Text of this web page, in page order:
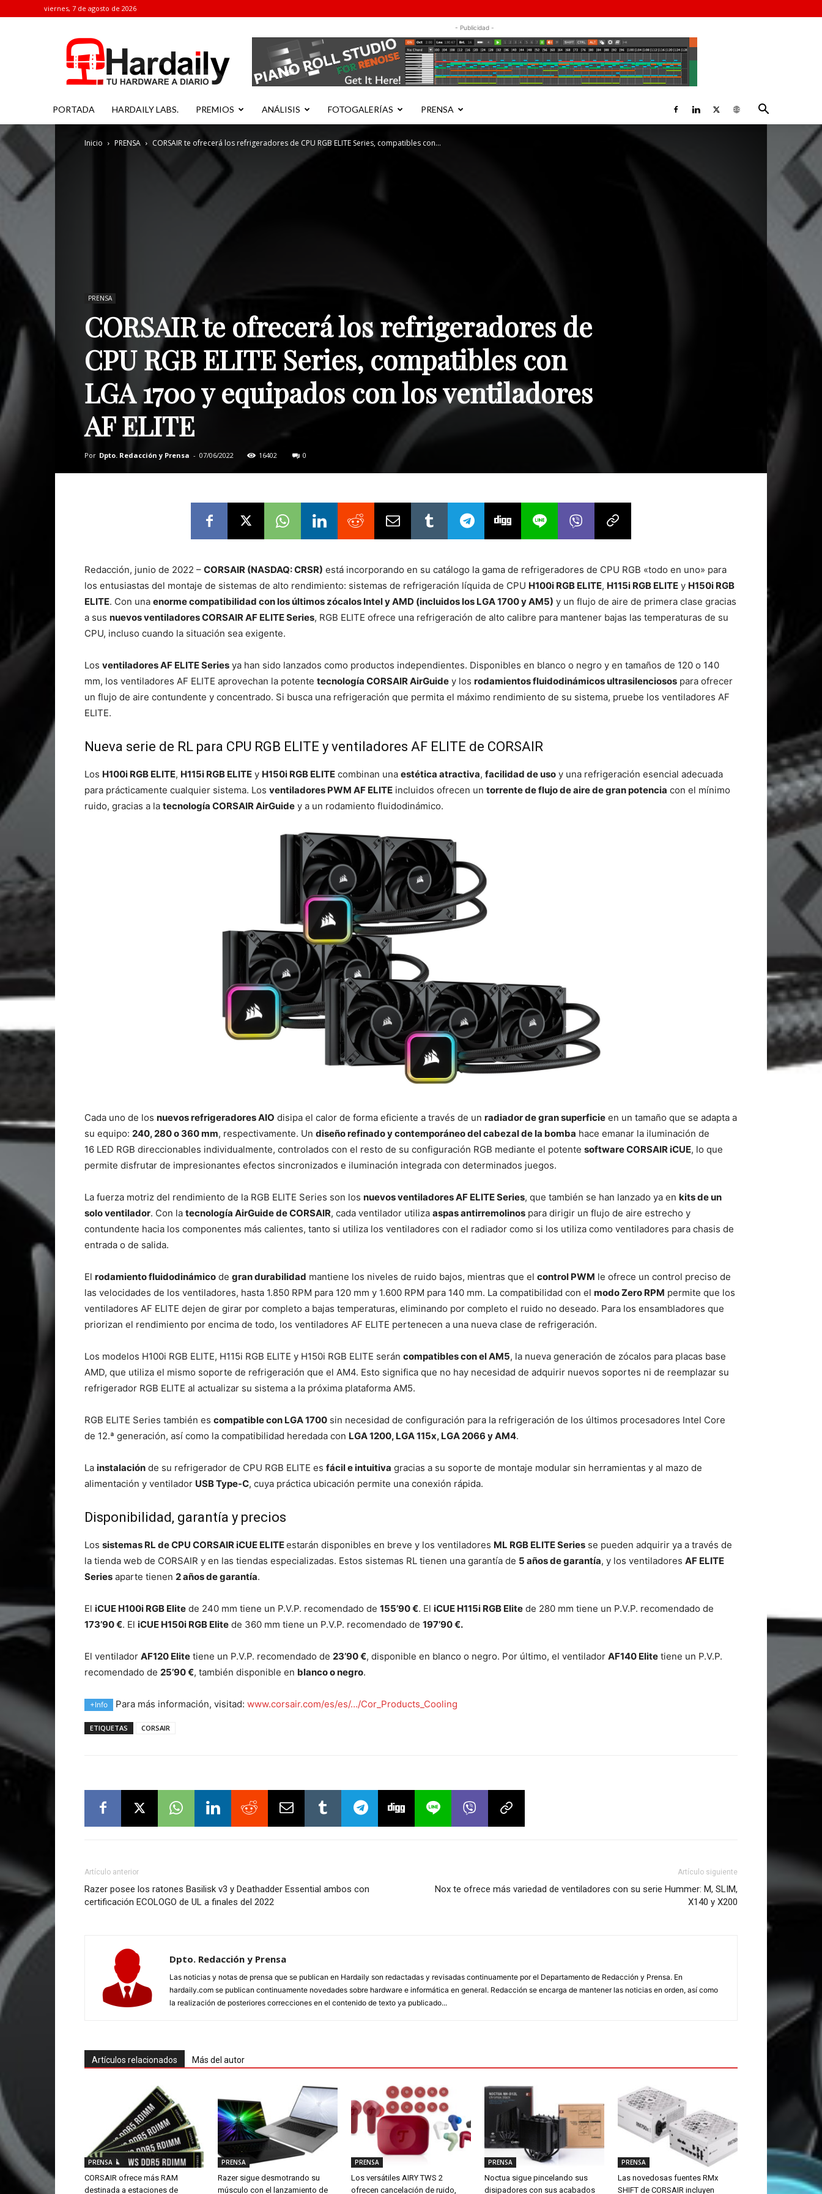
viernes, 7 de agosto de 2026
- Publicidad -
PORTADA HARDAILY LABS. PREMIOS ANÁLISIS FOTOGALERÍAS PRENSA
Inicio PRENSA CORSAIR te ofrecerá los refrigeradores de CPU RGB ELITE Series, compatibles con...
PRENSA
CORSAIR te ofrecerá los refrigeradores de
CPU RGB ELITE Series, compatibles con
LGA 1700 y equipados con los ventiladores
AF ELITE
Por Dpto. Redacción y Prensa - 07/06/2022 16402 0
Redacción, junio de 2022 – CORSAIR (NASDAQ: CRSR) está incorporando en su catálogo la gama de refrigeradores de CPU RGB «todo en uno» para
los entusiastas del montaje de sistemas de alto rendimiento: sistemas de refrigeración líquida de CPU H100i RGB ELITE, H115i RGB ELITE y H150i RGB
ELITE. Con una enorme compatibilidad con los últimos zócalos Intel y AMD (incluidos los LGA 1700 y AM5) y un flujo de aire de primera clase gracias
a sus nuevos ventiladores CORSAIR AF ELITE Series, RGB ELITE ofrece una refrigeración de alto calibre para mantener bajas las temperaturas de su
CPU, incluso cuando la situación sea exigente.
Los ventiladores AF ELITE Series ya han sido lanzados como productos independientes. Disponibles en blanco o negro y en tamaños de 120 o 140
mm, los ventiladores AF ELITE aprovechan la potente tecnología CORSAIR AirGuide y los rodamientos fluidodinámicos ultrasilenciosos para ofrecer
un flujo de aire contundente y concentrado. Si busca una refrigeración que permita el máximo rendimiento de su sistema, pruebe los ventiladores AF
ELITE.
Nueva serie de RL para CPU RGB ELITE y ventiladores AF ELITE de CORSAIR
Los H100i RGB ELITE, H115i RGB ELITE y H150i RGB ELITE combinan una estética atractiva, facilidad de uso y una refrigeración esencial adecuada
para prácticamente cualquier sistema. Los ventiladores PWM AF ELITE incluidos ofrecen un torrente de flujo de aire de gran potencia con el mínimo
ruido, gracias a la tecnología CORSAIR AirGuide y a un rodamiento fluidodinámico.
Cada uno de los nuevos refrigeradores AIO disipa el calor de forma eficiente a través de un radiador de gran superficie en un tamaño que se adapta a
su equipo: 240, 280 o 360 mm, respectivamente. Un diseño refinado y contemporáneo del cabezal de la bomba hace emanar la iluminación de
16 LED RGB direccionables individualmente, controlados con el resto de su configuración RGB mediante el potente software CORSAIR iCUE, lo que
permite disfrutar de impresionantes efectos sincronizados e iluminación integrada con determinados juegos.
La fuerza motriz del rendimiento de la RGB ELITE Series son los nuevos ventiladores AF ELITE Series, que también se han lanzado ya en kits de un
solo ventilador. Con la tecnología AirGuide de CORSAIR, cada ventilador utiliza aspas antirremolinos para dirigir un flujo de aire estrecho y
contundente hacia los componentes más calientes, tanto si utiliza los ventiladores con el radiador como si los utiliza como ventiladores para chasis de
entrada o de salida.
El rodamiento fluidodinámico de gran durabilidad mantiene los niveles de ruido bajos, mientras que el control PWM le ofrece un control preciso de
las velocidades de los ventiladores, hasta 1.850 RPM para 120 mm y 1.600 RPM para 140 mm. La compatibilidad con el modo Zero RPM permite que los
ventiladores AF ELITE dejen de girar por completo a bajas temperaturas, eliminando por completo el ruido no deseado. Para los ensambladores que
priorizan el rendimiento por encima de todo, los ventiladores AF ELITE pertenecen a una nueva clase de refrigeración.
Los modelos H100i RGB ELITE, H115i RGB ELITE y H150i RGB ELITE serán compatibles con el AM5, la nueva generación de zócalos para placas base
AMD, que utiliza el mismo soporte de refrigeración que el AM4. Esto significa que no hay necesidad de adquirir nuevos soportes ni de reemplazar su
refrigerador RGB ELITE al actualizar su sistema a la próxima plataforma AM5.
RGB ELITE Series también es compatible con LGA 1700 sin necesidad de configuración para la refrigeración de los últimos procesadores Intel Core
de 12.ª generación, así como la compatibilidad heredada con LGA 1200, LGA 115x, LGA 2066 y AM4.
La instalación de su refrigerador de CPU RGB ELITE es fácil e intuitiva gracias a su soporte de montaje modular sin herramientas y al mazo de
alimentación y ventilador USB Type-C, cuya práctica ubicación permite una conexión rápida.
Disponibilidad, garantía y precios
Los sistemas RL de CPU CORSAIR iCUE ELITEestarán disponibles en breve y los ventiladores ML RGB ELITE Series se pueden adquirir ya a través de
la tienda web de CORSAIR y en las tiendas especializadas. Estos sistemas RL tienen una garantía de 5 años de garantía, y los ventiladores AF ELITE
Series aparte tienen 2 años de garantía.
El iCUE H100i RGB Elite de 240 mm tiene un P.V.P. recomendado de 155’90 €. El iCUE H115i RGB Elite de 280 mm tiene un P.V.P. recomendado de
173’90 €. El iCUE H150i RGB Elite de 360 mm tiene un P.V.P. recomendado de 197’90 €.
El ventilador AF120 Elite tiene un P.V.P. recomendado de 23’90 €, disponible en blanco o negro. Por último, el ventilador AF140 Elite tiene un P.V.P.
recomendado de 25’90 €, también disponible en blanco o negro.
+Info Para más información, visitad: www.corsair.com/es/es/…/Cor_Products_Cooling
ETIQUETAS CORSAIR
Artículo anterior
Razer posee los ratones Basilisk v3 y Deathadder Essential ambos con
certificación ECOLOGO de UL a finales del 2022
Artículo siguiente
Nox te ofrece más variedad de ventiladores con su serie Hummer: M, SLIM,
X140 y X200
Dpto. Redacción y Prensa
Las noticias y notas de prensa que se publican en Hardaily son redactadas y revisadas continuamente por el Departamento de Redacción y Prensa. En
hardaily.com se publican continuamente novedades sobre hardware e informática en general. Redacción se encarga de mantener las noticias en orden, así como
la realización de posteriores correcciones en el contenido de texto ya publicado...
Artículos relacionados Más del autor
PRENSA
CORSAIR ofrece más RAM
destinada a estaciones de
PRENSA
Razer sigue desmotrando su
músculo con el lanzamiento de
PRENSA
Los versátiles AIRY TWS 2
ofrecen cancelación de ruido,
PRENSA
Noctua sigue pincelando sus
disipadores con sus acabados
PRENSA
Las novedosas fuentes RMx
SHIFT de CORSAIR incluyen